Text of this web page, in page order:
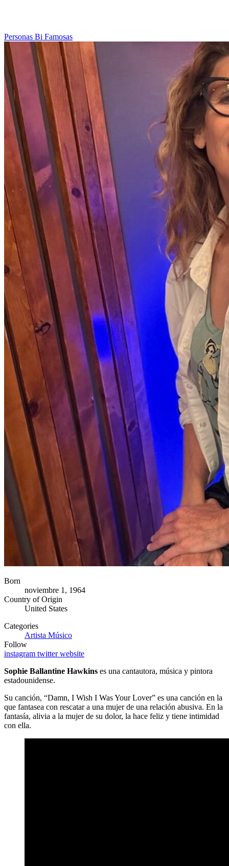
Personas Bi Famosas
Born
noviembre 1, 1964
Country of Origin
United States
Categories
Artista Músico
Follow
instagram twitterwebsite
Sophie Ballantine Hawkins es una cantautora, música y pintora
estadounidense.
Su canción, “Damn, I Wish I Was Your Lover” es una canción en la
que fantasea con rescatar a una mujer de una relación abusiva. En la
fantasía, alivia a la mujer de su dolor, la hace feliz y tiene intimidad
con ella.